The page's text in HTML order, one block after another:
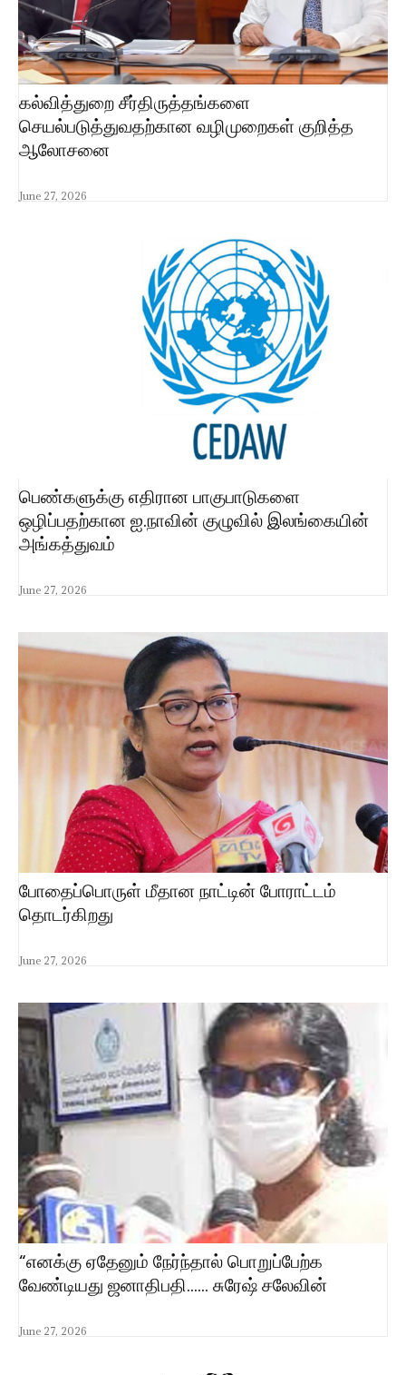
கல்வித்துறை சீர்திருத்தங்களை
செயல்படுத்துவதற்கான வழிமுறைகள் குறித்த
ஆலோசனை
June 27, 2026
பெண்களுக்கு எதிரான பாகுபாடுகளை
ஒழிப்பதற்கான ஐ.நாவின் குழுவில் இலங்கையின்
அங்கத்துவம்
June 27, 2026
போதைப்பொருள் மீதான நாட்டின் போராட்டம்
தொடர்கிறது
June 27, 2026
“எனக்கு ஏதேனும் நேர்ந்தால் பொறுப்பேற்க
வேண்டியது ஜனாதிபதி…… சுரேஷ் சலேவின்
June 27, 2026